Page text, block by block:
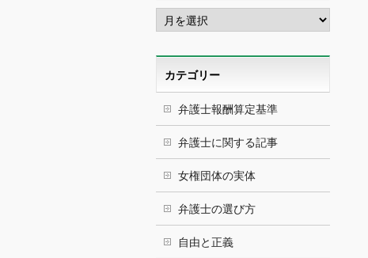
ア
ー
イ
ブカテゴリー
弁護士報酬算定基準
弁護士に関する記事
女権団体の実体
弁護士の選び方
自由と正義